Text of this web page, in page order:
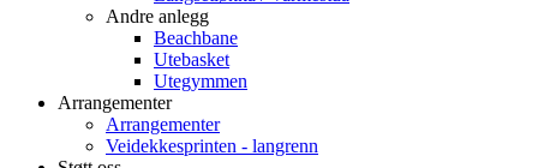
Andre anlegg
Beachbane
Utebasket
Utegymmen
Arrangementer
Arrangementer
Veidekkesprinten - langrenn